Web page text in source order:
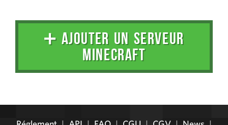
➕ AJOUTER UN SERVEUR
MINECRAFT